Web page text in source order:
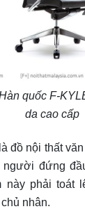
quốc F-
da cao cấp
đồ nội thất
người đứng
này phải toát
nhân.